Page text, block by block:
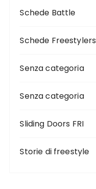
Schede Battle
Schede Freestylers
Senza categoria
Senza categoria
Sliding Doors FRI
Storie di freestyle